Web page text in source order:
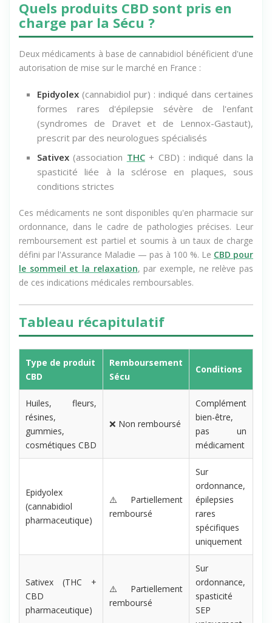
Quels produits CBD sont pris en
charge par la Sécu ?
Deux médicaments à base de cannabidiol bénéficient d'une
autorisation de mise sur le marché en France :
Epidyolex (cannabidiol pur) : indiqué dans certaines
formes rares d'épilepsie sévère de l'enfant
(syndromes de Dravet et de Lennox-Gastaut),
prescrit par des neurologues spécialisés
Sativex (association THC+ CBD) : indiqué dans la
spasticité liée à la sclérose en plaques, sous
conditions strictes
Ces médicaments ne sont disponibles qu'en pharmacie sur
ordonnance, dans le cadre de pathologies précises. Leur
remboursement est partiel et soumis à un taux de charge
défini par l'Assurance Maladie — pas à 100 %. Le CBD pour
le sommeil et la relaxation, par exemple, ne relève pas
de ces indications médicales remboursables.
Tableau récapitulatif
Type de produit
CBD
Remboursement
Sécu
Conditions
Huiles, fleurs,
résines,
gummies,
cosmétiques CBD
❌ Non remboursé
Complément
bien-être,
pas un
médicament
Epidyolex
(cannabidiol
pharmaceutique)
⚠️ Partiellement
remboursé
Sur
ordonnance,
épilepsies
rares
spécifiques
uniquement
Sativex (THC +
CBD
pharmaceutique)
⚠️ Partiellement
remboursé
Sur
ordonnance,
spasticité
SEP